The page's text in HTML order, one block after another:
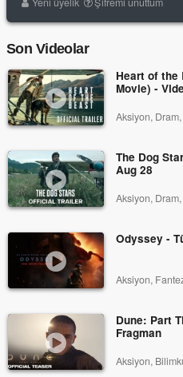
Son Videolar
Heart of the
Movie) -
Aksiyon,
The Dog
Aug 28
Aksiyon,
Odyssey -
Aksiyon,
Dune: Part
Fragman
Aksiyon,